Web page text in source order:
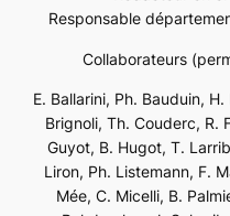
Responsable
Collaborateurs
E. Ballarini, Ph. Bauduin,
Brignoli, Th. Couderc, R.
Guyot, B. Hugot, T.
Liron, Ph. Listemann, F.
Mée, C. Micelli, B.